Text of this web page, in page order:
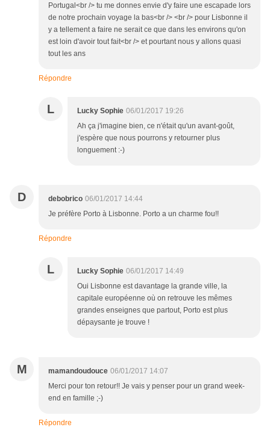
Portugal<br /> tu me donnes envie d'y faire une escapade lors
de notre prochain voyage la bas<br /> <br /> pour Lisbonne il
y a tellement a faire ne serait ce que dans les environs qu'on
est loin d'avoir tout fait<br /> et pourtant nous y allons quasi
tout les ans
Répondre
L Lucky Sophie 06/01/2017 19:26
Ah ça j'imagine bien, ce n'était qu'un avant-goût,
j'espère que nous pourrons y retourner plus
longuement :-)
D debobrico 06/01/2017 14:44
Je préfère Porto à Lisbonne. Porto a un charme fou!!
Répondre
L Lucky Sophie 06/01/2017 14:49
Oui Lisbonne est davantage la grande ville, la
capitale européenne où on retrouve les mêmes
grandes enseignes que partout, Porto est plus
dépaysante je trouve !
M mamandoudouce 06/01/2017 14:07
Merci pour ton retour!! Je vais y penser pour un grand week-
end en famille ;-)
Répondre